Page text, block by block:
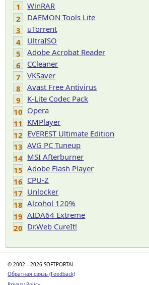
1
WinRAR
2
DAEMON Tools Lite
3
uTorrent
4
UltraISO
5
Adobe Acrobat Reader
6
CCleaner
7
VKSaver
8
Avast Free Antivirus
9
K-Lite Codec Pack
10 Opera
11 KMPlayer
12 EVEREST Ultimate Edition
13 AVG PC Tuneup
14 MSI Afterburner
15 Adobe Flash Player
16 CPU-Z
17 Unlocker
18 Alcohol 120%
19 AIDA64 Extreme
20 Dr.Web CureIt!
© 2002—2026 SOFTPORTAL
Обратная связь (Feedback)